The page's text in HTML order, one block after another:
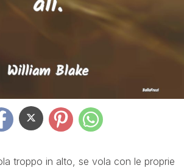
troppo in alto, se vola con le proprie